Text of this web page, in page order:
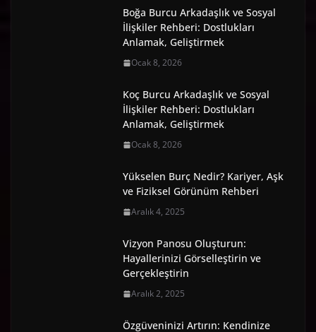
Boğa Burcu Arkadaşlık ve Sosyal
İlişkiler Rehberi: Dostlukları
Anlamak, Geliştirmek
Ocak 8, 2026
Koç Burcu Arkadaşlık ve Sosyal
İlişkiler Rehberi: Dostlukları
Anlamak, Geliştirmek
Ocak 8, 2026
Yükselen Burç Nedir? Kariyer, Aşk
ve Fiziksel Görünüm Rehberi
Aralık 4, 2025
Vizyon Panosu Oluşturun:
Hayallerinizi Görselleştirin ve
Gerçekleştirin
Aralık 2, 2025
Özgüveninizi Artırın: Kendinize